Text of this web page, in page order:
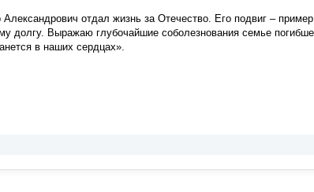
отдал жизнь за Отечество. Его подвиг –
долгу. Выражаю глубочайшие соболезнования семье
в наших сердцах».